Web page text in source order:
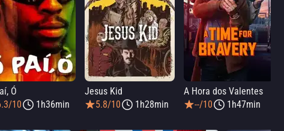
Ó
10
1h36min
Jesus Kid
5.8/10
1h28min
A Hora dos Valentes
--/10
1h47min